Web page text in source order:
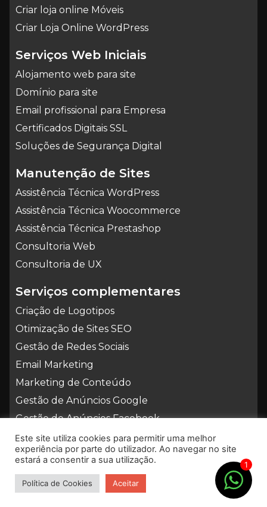
Criar loja online Móveis
Criar Loja Online WordPress
Serviços Web Iniciais
Alojamento web para site
Domínio para site
Email profissional para Empresa
Certificados Digitais SSL
Soluções de Segurança Digital
Manutenção de Sites
Assistência Técnica WordPress
Assistência Técnica Woocommerce
Assistência Técnica Prestashop
Consultoria Web
Consultoria de UX
Serviços complementares
Criação de Logotipos
Otimização de Sites SEO
Gestão de Redes Sociais
Email Marketing
Marketing de Conteúdo
Gestão de Anúncios Google
Gestão de Anúncios Facebook
CENTRO NACIONAL DE INFORMAÇÃO E
ARBITRAGEM DE CONFLITOS DE CONSUMO
geral@cniacc.pt | www.cniacc.pt
Beavers © 2023
1
Este site utiliza cookies para permitir uma melhor
experiência por parte do utilizador. Ao navegar no site
estará a consentir a sua utilização.
Política de Cookies Aceitar